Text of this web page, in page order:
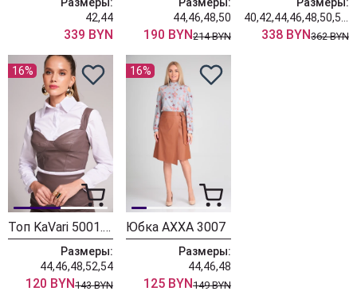
42,44
339 BYN
44,46,48,50
190 BYN214 BYN 338 BYN362 BYN
16%
Топ KaVari 5001.3 капучино
Размеры:
44,46,48,52,54
120 BYN143 BYN
16%
Юбка AXXA 3007
Размеры:
44,46,48
125 BYN149 BYN